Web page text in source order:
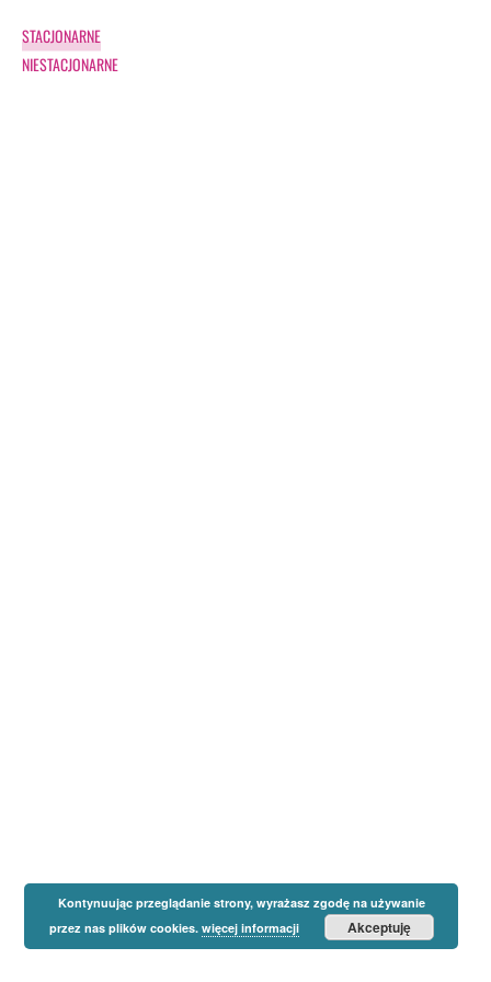
STACJONARNE
NIESTACJONARNE
Kontynuując przeglądanie strony, wyrażasz zgodę na używanie
przez nas plików cookies. więcej informacji Akceptuję